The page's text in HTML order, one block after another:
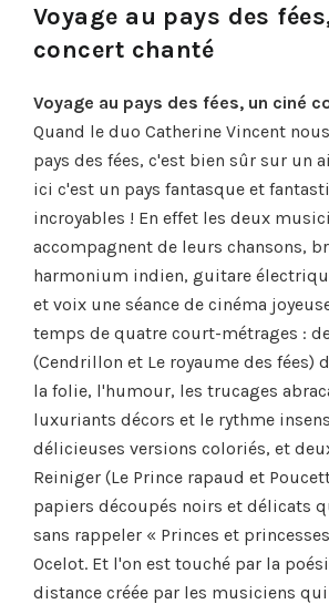
Voyage au pays des
concert chanté
Voyage au pays des fées, un ciné
Quand le duo Catherine Vincent
pays des fées, c'est bien sûr sur un
ici c'est un pays fantasque et
incroyables ! En effet les deux
accompagnent de leurs chansons,
harmonium indien, guitare
et voix une séance de cinéma
temps de quatre court-métrages :
(Cendrillon et Le royaume des fées)
la folie, l'humour, les trucages
luxuriants décors et le rythme
délicieuses versions coloriés, et
Reiniger (Le Prince rapaud et
papiers découpés noirs et délicats
sans rappeler « Princes et
Ocelot. Et l'on est touché par la
distance créée par les musiciens